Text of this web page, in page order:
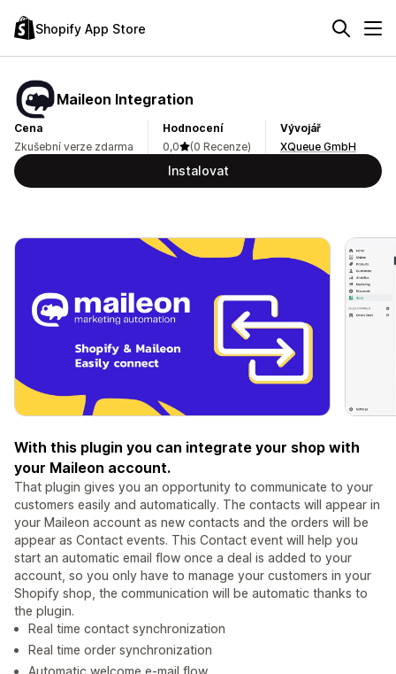
Shopify App Store
Maileon Integration
Cena
Zkušební verze zdarma
Hodnocení
0,0
(0 Recenze)
Vývojář
XQueue GmbH
Instalovat
With this plugin you can integrate your shop with
your Maileon account.
That plugin gives you an opportunity to communicate to your
customers easily and automatically. The contacts will appear in
your Maileon account as new contacts and the orders will be
appear as Contact events. This Contact event will help you
start an automatic email flow once a deal is added to your
account, so you only have to manage your customers in your
Shopify shop, the communication will be automatic thanks to
the plugin.
Real time contact synchronization
Real time order synchronization